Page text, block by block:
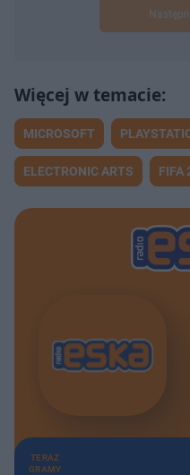
MICROSOFT
ELECTRONIC ARTS FIFA
TERAZ
GRAMY